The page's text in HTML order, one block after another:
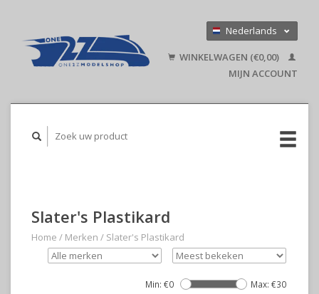
Nederlands
English
WINKELWAGEN (€0,00)
MIJN ACCOUNT
Slater's Plastikard
Home / Merken / Slater's Plastikard
Min: €0 Max: €30